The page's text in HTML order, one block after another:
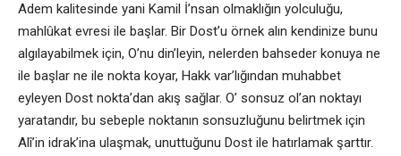
Adem kalitesinde yani Kamil İ’nsan olmaklığın yolculuğu,
mahlûkat evresi ile başlar. Bir Dost’u örnek alın kendinize bunu
algılayabilmek için, O’nu din’leyin, nelerden bahseder konuya ne
ile başlar ne ile nokta koyar, Hakk var’lığından muhabbet
eyleyen Dost nokta’dan akış sağlar. O’ sonsuz ol’an noktayı
yaratandır, bu sebeple noktanın sonsuzluğunu belirtmek için
Alî’in idrak’ina ulaşmak, unuttuğunu Dost ile hatırlamak şarttır.